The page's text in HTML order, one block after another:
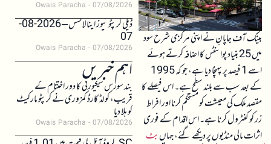
بینک آف جاپان نے اپنی مرکزی شرح سود
میں 25 بنیاد پوائنٹس کا اضافہ کرتے ہوئے
اسے 1 فیصد پر پہنچا دیا ہے، جو کہ 1995
کے بعد سب سے بلند سطح ہے۔ اس فیصلے کا
مقصد ملک کی معیشت کو مستحکم کرنا اور افراط
زر کو کنٹرول کرنا ہے۔ اس اقدام کے فوری
اثرات مالی منڈیوں پر دیکھے گئے، جہاںبٹ
Owais Paracha 07/08/2026
ڈیلی کرپٹو نیوز اینالائسس – 2026-08-
07
Owais Paracha 07/08/2026
اہم خبریں
بند سورس سیکیورٹی کا دور اختتام کے
قریب، کولڈ کارڈ کمزوری نے کرپٹو مارکیٹ
کو ہلا دیا
Owais Paracha 07/08/2026